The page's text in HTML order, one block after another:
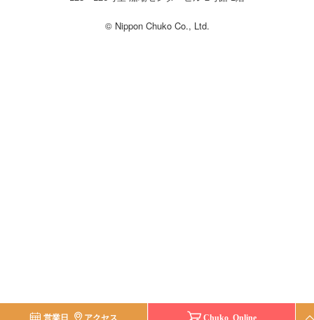
© Nippon Chuko Co., Ltd.
営業日 アクセス Chuko Online